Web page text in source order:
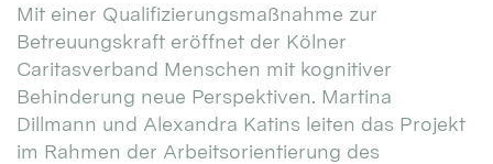
Mit einer Qualifizierungsmaßnahme zur
Betreuungskraft eröffnet der Kölner
Caritasverband Menschen mit kognitiver
Behinderung neue Perspektiven. Martina
Dillmann und Alexandra Katins leiten das Projekt
im Rahmen der Arbeitsorientierung des